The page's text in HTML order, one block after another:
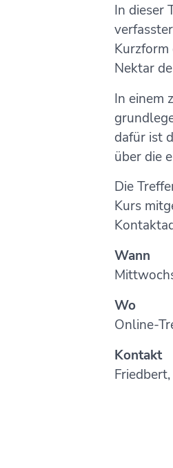
In dieser
Nektar
In einem
dafür ist
über die
Die
Kurs
Wann
Wo
Online-
Kontakt